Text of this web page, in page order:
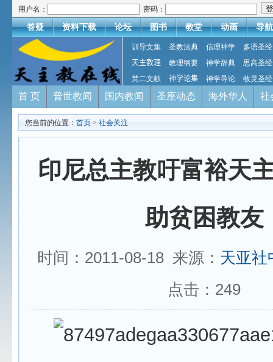
用户名： 密码：
答疑 资料下载 论坛 图书 教堂 动画 导航
训导文集 圣教法典 信理神学
多语圣经
天主教理
教理纲要 神学辞典
思高圣经
梵二文献
神学论集 神学导论 牧灵圣经
首 页 普世教闻 国内教闻 圣座动态 海外华人 社
您当前的位置： 首页 > 社会关注
印尼总主教吁富裕天
助贫困教友
时间：2011-08-18 来源： 天亚社
点击： 249